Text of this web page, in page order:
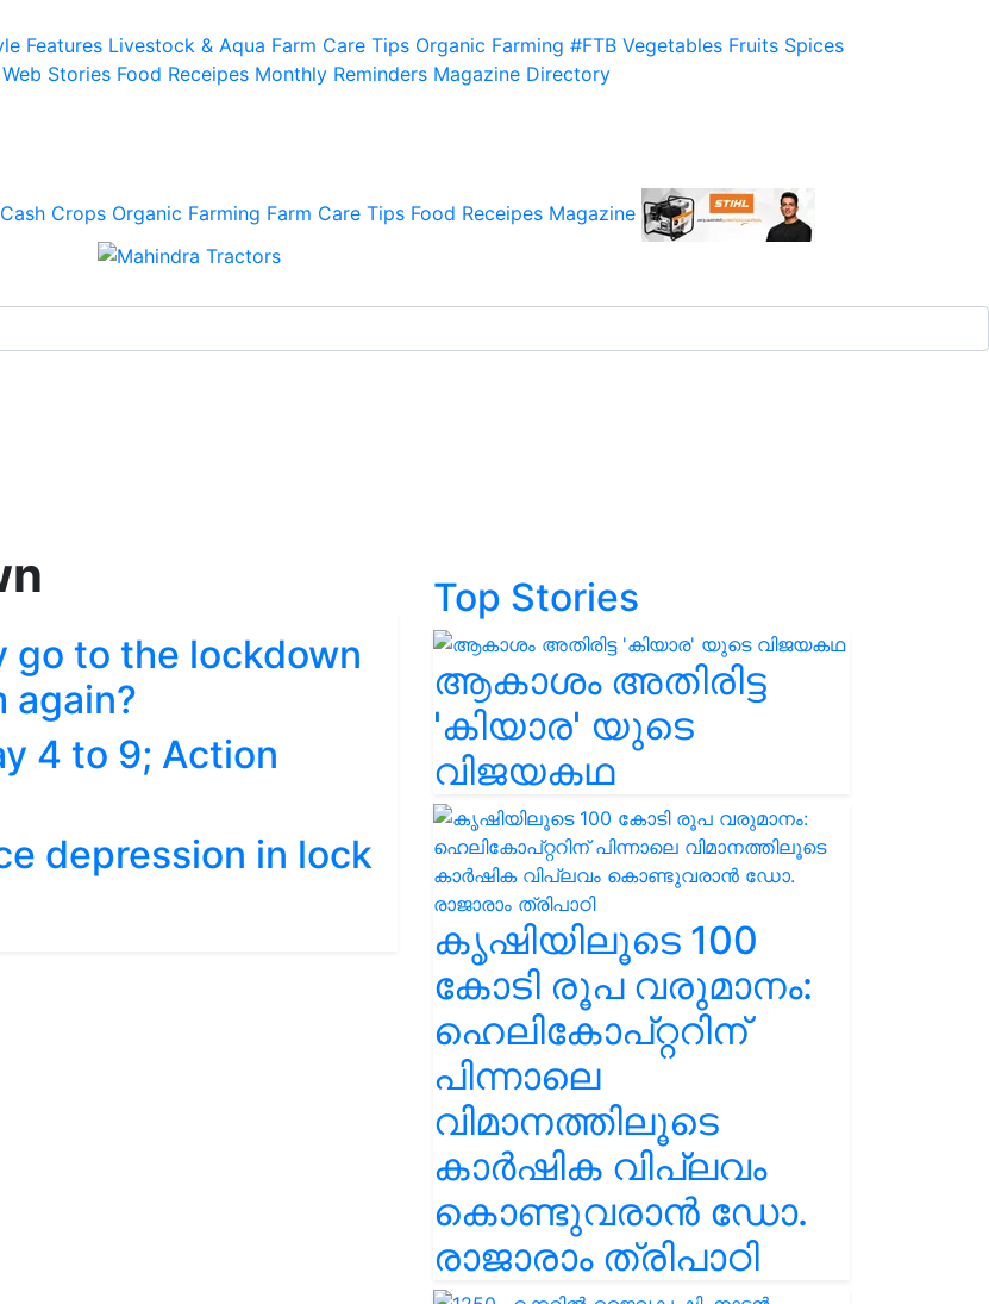
Features Livestock & Aqua Farm Care Tips Organic Farming #FTB Vegetables Fruits Spices
Web Stories Food Receipes Monthly Reminders Magazine Directory
Crops Organic Farming Farm Care Tips Food Receipes Magazine
go to the lockdown
again?
4 to 9; Action
depression in lock
Top Stories
ആകാശം അതിരിട്ട
'കിയാര' യുടെ
വിജയകഥ
കൃഷിയിലൂടെ 100
കോടി രൂപ വരുമാനം:
ഹെലികോപ്റ്ററിന്
പിന്നാലെ
വിമാനത്തിലൂടെ
കാർഷിക വിപ്ലവം
കൊണ്ടുവരാൻ ഡോ.
രാജാരാം ത്രിപാഠി